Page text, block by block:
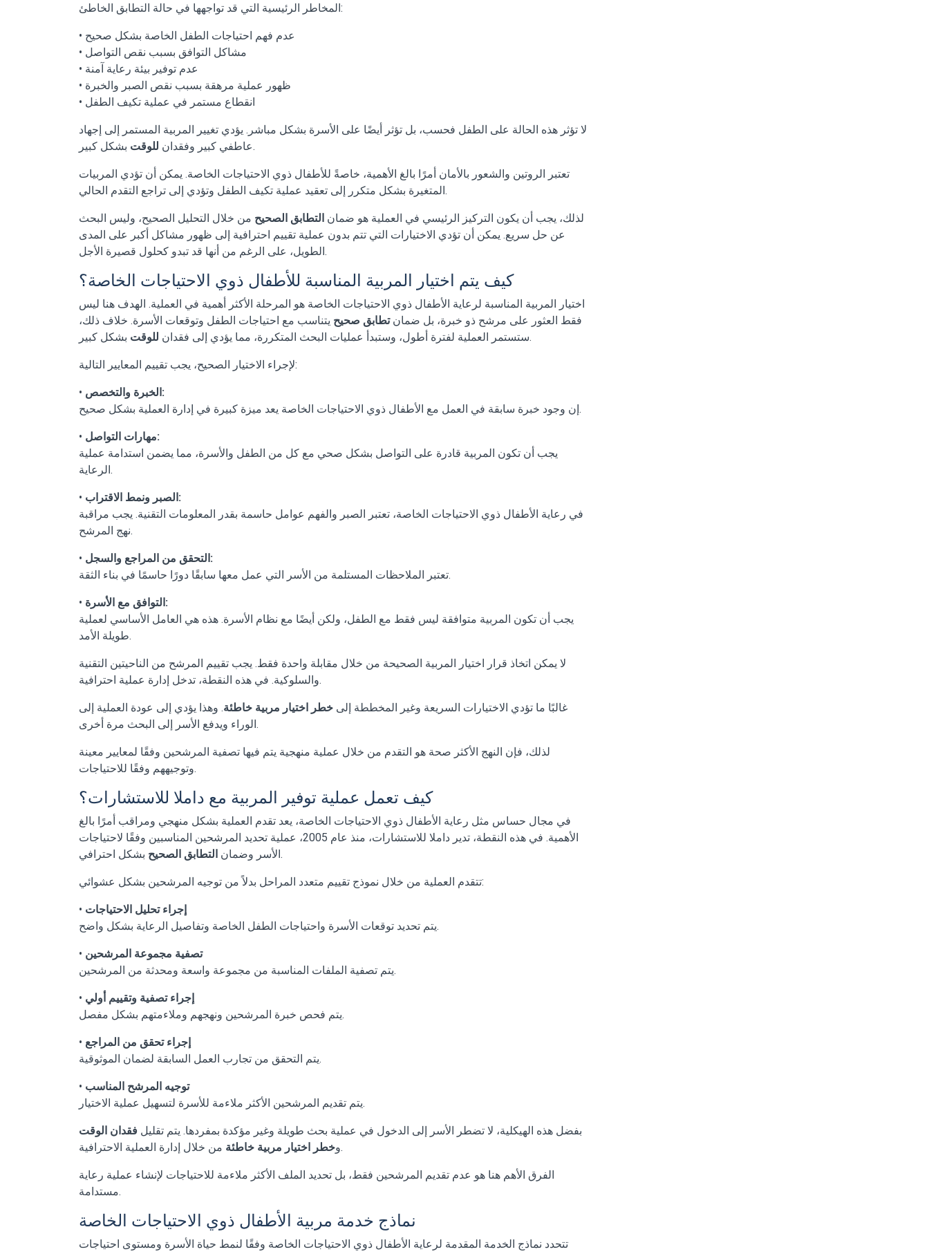
المخاطر الرئيسية التي قد تواجهها في حالة التطابق الخاطئ:
• عدم فهم احتياجات الطفل الخاصة بشكل صحيح
• مشاكل التوافق بسبب نقص التواصل
• عدم توفير بيئة رعاية آمنة
• ظهور عملية مرهقة بسبب نقص الصبر والخبرة
• انقطاع مستمر في عملية تكيف الطفل
لا تؤثر هذه الحالة على الطفل فحسب، بل تؤثر أيضًا على الأسرة بشكل مباشر. يؤدي تغيير المربية المستمر إلى إجهاد
عاطفي كبير وفقدان للوقت بشكل كبير.
تعتبر الروتين والشعور بالأمان أمرًا بالغ الأهمية، خاصةً للأطفال ذوي الاحتياجات الخاصة. يمكن أن تؤدي المربيات
المتغيرة بشكل متكرر إلى تعقيد عملية تكيف الطفل وتؤدي إلى تراجع التقدم الحالي.
لذلك، يجب أن يكون التركيز الرئيسي في العملية هو ضمان التطابق الصحيح من خلال التحليل الصحيح، وليس البحث
عن حل سريع. يمكن أن تؤدي الاختيارات التي تتم بدون عملية تقييم احترافية إلى ظهور مشاكل أكبر على المدى
الطويل، على الرغم من أنها قد تبدو كحلول قصيرة الأجل.
كيف يتم اختيار المربية المناسبة للأطفال ذوي الاحتياجات الخاصة؟
اختيار المربية المناسبة لرعاية الأطفال ذوي الاحتياجات الخاصة هو المرحلة الأكثر أهمية في العملية. الهدف هنا ليس
فقط العثور على مرشح ذو خبرة، بل ضمانتطابق صحيح يتناسب مع احتياجات الطفل وتوقعات الأسرة. خلاف ذلك،
ستستمر العملية لفترة أطول، وستبدأ عمليات البحث المتكررة، مما يؤدي إلى فقدان للوقت بشكل كبير.
لإجراء الاختيار الصحيح، يجب تقييم المعايير التالية:
•
الخبرة والتخصص:
إن وجود خبرة سابقة في العمل مع الأطفال ذوي الاحتياجات الخاصة يعد ميزة كبيرة في إدارة العملية بشكل صحيح.
•
مهارات التواصل:
يجب أن تكون المربية قادرة على التواصل بشكل صحي مع كل من الطفل والأسرة، مما يضمن استدامة عملية
الرعاية.
•
الصبر ونمط الاقتراب:
في رعاية الأطفال ذوي الاحتياجات الخاصة، تعتبر الصبر والفهم عوامل حاسمة بقدر المعلومات التقنية. يجب مراقبة
نهج المرشح.
•
التحقق من المراجع والسجل:
تعتبر الملاحظات المستلمة من الأسر التي عمل معها سابقًا دورًا حاسمًا في بناء الثقة.
•
التوافق مع الأسرة:
يجب أن تكون المربية متوافقة ليس فقط مع الطفل، ولكن أيضًا مع نظام الأسرة. هذه هي العامل الأساسي لعملية
طويلة الأمد.
لا يمكن اتخاذ قرار اختيار المربية الصحيحة من خلال مقابلة واحدة فقط. يجب تقييم المرشح من الناحيتين التقنية
والسلوكية. في هذه النقطة، تدخل إدارة عملية احترافية.
غالبًا ما تؤدي الاختيارات السريعة وغير المخططة إلى خطر اختيار مربية خاطئة. وهذا يؤدي إلى عودة العملية إلى
الوراء ويدفع الأسر إلى البحث مرة أخرى.
لذلك، فإن النهج الأكثر صحة هو التقدم من خلال عملية منهجية يتم فيها تصفية المرشحين وفقًا لمعايير معينة
وتوجيههم وفقًا للاحتياجات.
كيف تعمل عملية توفير المربية مع داملا للاستشارات؟
في مجال حساس مثل رعاية الأطفال ذوي الاحتياجات الخاصة، يعد تقدم العملية بشكل منهجي ومراقب أمرًا بالغ
الأهمية. في هذه النقطة، تدير داملا للاستشارات
، منذ عام 2005، عملية تحديد المرشحين المناسبين وفقًا لاحتياجات
الأسر وضمان التطابق الصحيح بشكل احترافي.
تتقدم العملية من خلال نموذج تقييم متعدد المراحل بدلاً من توجيه المرشحين بشكل عشوائي:
• إجراء تحليل الاحتياجات
يتم تحديد توقعات الأسرة واحتياجات الطفل الخاصة وتفاصيل الرعاية بشكل واضح.
• تصفية مجموعة المرشحين
يتم تصفية الملفات المناسبة من مجموعة واسعة ومحدثة من المرشحين.
• إجراء تصفية وتقييم أولي
يتم فحص خبرة المرشحين ونهجهم وملاءمتهم بشكل مفصل.
• إجراء تحقق من المراجع
يتم التحقق من تجارب العمل السابقة لضمان الموثوقية.
• توجيه المرشح المناسب
يتم تقديم المرشحين الأكثر ملاءمة للأسرة لتسهيل عملية الاختيار.
بفضل هذه الهيكلية، لا تضطر الأسر إلى الدخول في عملية بحث طويلة وغير مؤكدة بمفردها. يتم تقليل فقدان الوقت
وخطر اختيار مربية خاطئة من خلال إدارة العملية الاحترافية.
الفرق الأهم هنا هو عدم تقديم المرشحين فقط، بل تحديد الملف الأكثر ملاءمة للاحتياجات لإنشاء عملية رعاية
مستدامة.
نماذج خدمة مربية الأطفال ذوي الاحتياجات الخاصة
تتحدد نماذج الخدمة المقدمة لرعاية الأطفال ذوي الاحتياجات الخاصة وفقًا لنمط حياة الأسرة ومستوى احتياجات